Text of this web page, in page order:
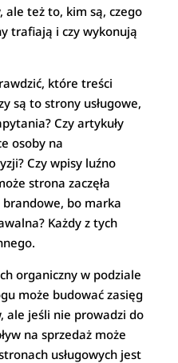
też to, kim są, czego
trafiają i czy wykonują
które treści
są to strony usługowe,
Czy artykuły
osoby na
Czy wpisy luźno
strona zaczęła
bo marka
Każdy z tych
organiczny w podziale
może budować zasięg
ale jeśli nie prowadzi do
na sprzedaż może
usługowych jest